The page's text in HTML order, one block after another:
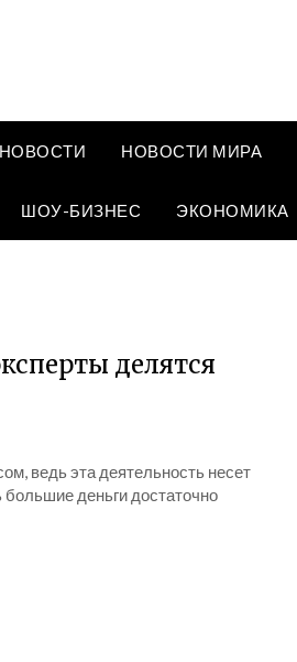
НОВОСТИ НОВОСТИ МИРА
ШОУ-БИЗНЕС ЭКОНОМИКА
делятся
ведь эта деятельность несет
деньги достаточно